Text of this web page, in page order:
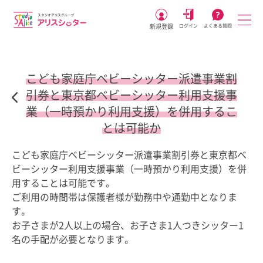
新規登録 ログイン よくある質問
こども家庭庁ベビーシッター派遣事業割
引券と東京都ベビーシッター利用支援事
業（一時預かり利用支援）を併用するこ
とは可能か
こども家庭庁ベビーシッター派遣事業割引券と東京都ベ
ビーシッター利用支援事業（一時預かり利用支援）を併
用することは可能です。
ご利用の時間帯は保護者様が勤務中や通勤中となりま
す。
お子さまが2人以上の場合、お子さま1人つきシッター1
名の手配が必要となります。